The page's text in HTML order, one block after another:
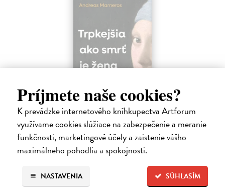
Príjmete naše cookies?
K prevádzke internetového kníhkupectva Artforum
využívame cookies slúžiace na zabezpečenie a meranie
funkčnosti, marketingové účely a zaistenie vášho
maximálneho pohodlia a spokojnosti.
SÚHLASÍM
NASTAVENIA
Trpkejšia ako smrť je žena
Marneros Andreas
| Kniha
JE TO MOŽNO NAJVÄČŠIA REVOLÚCIA NAŠICH DNÍ:
rovnocennosť a rovnoprávnosť ženy a muža. Vojna a mier medzi
pohlaviami sa však nezačali feminizmom 20. storočia, ale ich
spolužitím.
Zasielame do 14 dní